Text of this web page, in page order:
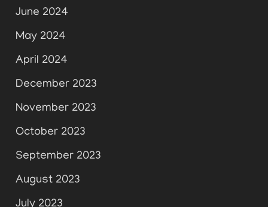
June 2024
May 2024
April 2024
December 2023
November 2023
October 2023
September 2023
August 2023